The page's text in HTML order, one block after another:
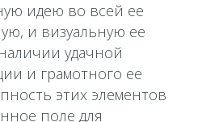
идею во всей ее
и визуальную ее
удачной
и грамотного ее
этих элементов
поле для